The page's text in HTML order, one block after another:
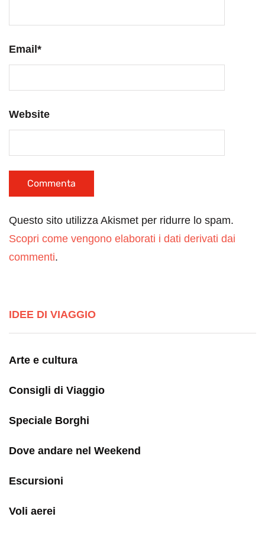
Email *
Website
Questo sito utilizza Akismet per ridurre lo spam.
Scopri come vengono elaborati i dati derivati dai
commenti.
IDEE DI VIAGGIO
Arte e cultura
Consigli di Viaggio
Speciale Borghi
Dove andare nel Weekend
Escursioni
Voli aerei